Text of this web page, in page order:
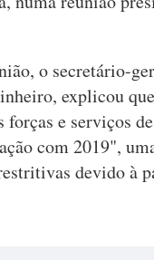
o secretário-
explicou
e serviços
com 2019",
devido à